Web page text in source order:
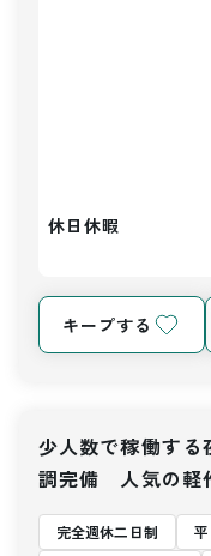
休日休暇
キープする
少人数で稼働す
調完備 人気の軽
完全週休二日制